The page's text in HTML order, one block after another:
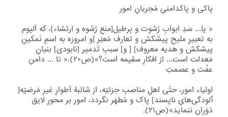
پاکی و پاکدامنیِ مُجریانِ امور
« یا... سَدِ ابوابِ رُشوت و بِرطیل[منعِ رُشوه و ارتشاء]، که اَلیوم
به تعبیرِ ملیحِ پیشکش و تعارف مُعبّر [و امروزه به اسمِ نَمکینِ
پیشکش و هدیه معروف] [ و] سببِ تَدمیر [نابودی] بنیانِ
مَعدلت است... از افکارِ سقیمه است؟»(ص۲۰).« تا ... دامنِ
عفّت و عصمتِ
اولیاء امور، حتّی اهلِ مناصبِ جزئیّه، از شائبۀ اَطوارِ غیرِ مَرضیّه[
آلودگی‌هایِ ناپسند] پاک و مُطهَر نگردد، امور بر محورِ لایق
دَوَران ننماید»(ص۲۱).